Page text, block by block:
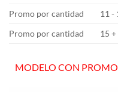
Promo por cantidad
11 -
Promo por cantidad
15 +
MODELO CON